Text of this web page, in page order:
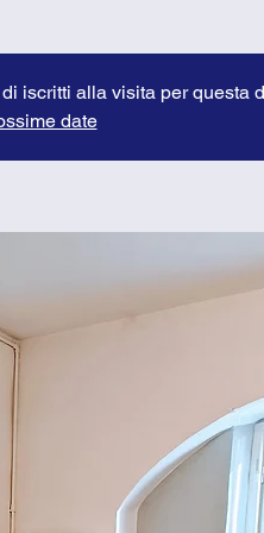
iscritti alla visita per questa
date